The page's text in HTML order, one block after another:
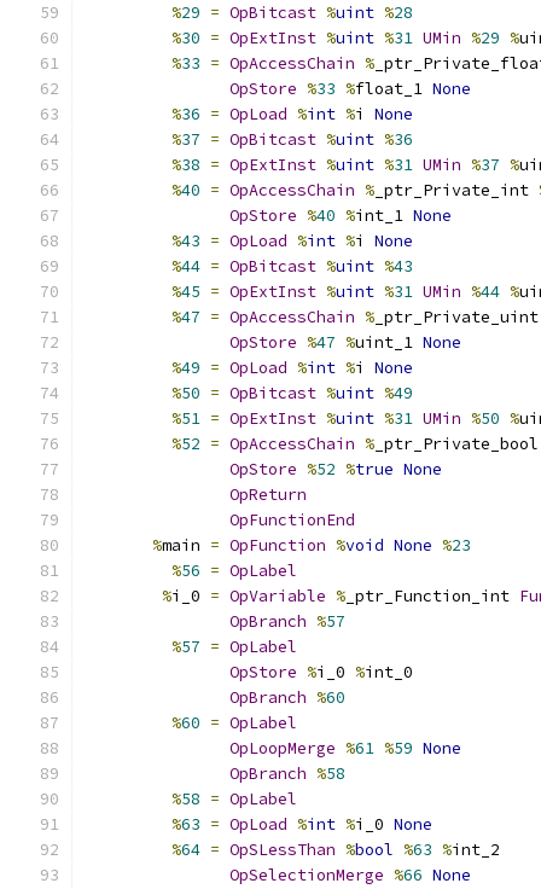
%29 = OpBitcast %uint %28
%30 = OpExtInst %uint %31 UMin %29 %
%33 = OpAccessChain %
OpStore %33 %float_1 None
%36 = OpLoad %int %i None
%37 = OpBitcast %uint %36
%38 = OpExtInst %uint %31 UMin %37 %
%40 = OpAccessChain % _ptr_Private_int
OpStore %40 %int_1 None
%43 = OpLoad %int %i None
%44 = OpBitcast %uint %43
%45 = OpExtInst %uint %31 UMin %44 %
%47 = OpAccessChain %
OpStore %47 %uint_1 None
%49 = OpLoad %int %i None
%50 = OpBitcast %uint %49
%51 = OpExtInst %uint %31 UMin %50 %
%52 = OpAccessChain %
OpStore %52 %true None
OpReturn
OpFunctionEnd
%main = OpFunction %void None %23
%56 = OpLabel
%i_0 = OpVariable % _ptr_Function_int
OpBranch %57
%57 = OpLabel
OpStore %i_0 %int_0
OpBranch %60
%60 = OpLabel
OpLoopMerge %61 %59 None
OpBranch %58
%58 = OpLabel
%63 = OpLoad %int %i_0 None
%64 = OpSLessThan %bool %63 %int_2
OpSelectionMerge %66 None